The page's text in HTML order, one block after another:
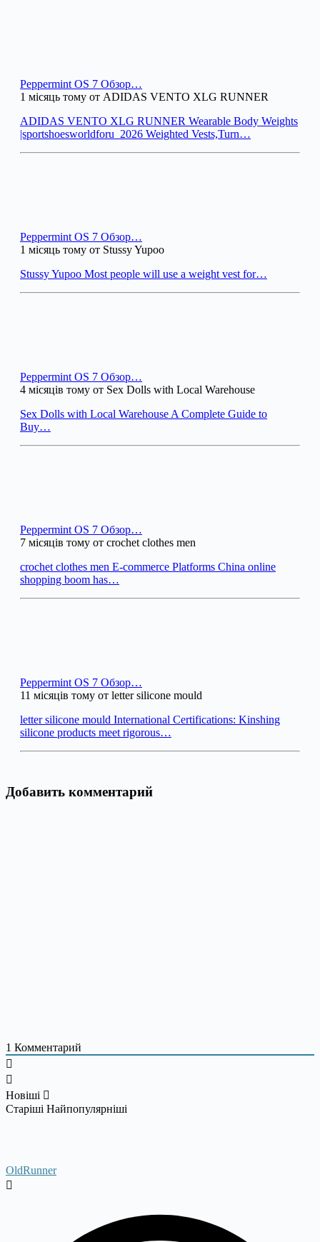
Peppermint OS 7 Обзор…
1 місяць тому от ADIDAS VENTO XLG RUNNER
ADIDAS VENTO XLG RUNNER Wearable Body Weights
|sportshoesworldforu_2026 Weighted Vests,Turn…
Peppermint OS 7 Обзор…
1 місяць тому от Stussy Yupoo
Stussy Yupoo Most people will use a weight vest for…
Peppermint OS 7 Обзор…
4 місяців тому от Sex Dolls with Local Warehouse
Sex Dolls with Local Warehouse A Complete Guide to
Buy…
Peppermint OS 7 Обзор…
7 місяців тому от crochet clothes men
crochet clothes men E-commerce Platforms China online
shopping boom has…
Peppermint OS 7 Обзор…
11 місяців тому от letter silicone mould
letter silicone mould International Certifications: Kinshing
silicone products meet rigorous…
Добавить комментарий
1 Комментарий
Новіші
Старіші Найпопулярніші
OldRunner